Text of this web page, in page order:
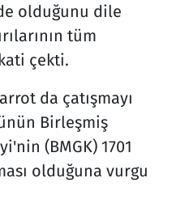
olduğunu dile
tüm
çekti.
da çatışmayı
Birleşmiş
(BMGK) 1701
olduğuna vurgu